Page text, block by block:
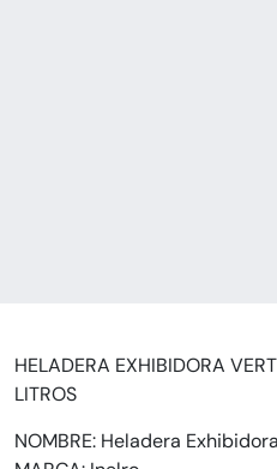
HELADERA EXHIBIDORA
LITROS
NOMBRE: Heladera